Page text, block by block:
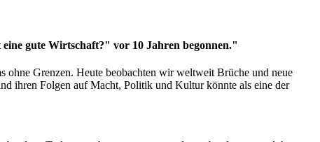
gute Wirtschaft?" vor 10 Jahren begonnen."
ohne Grenzen. Heute beobachten wir weltweit Brüche und neue
ihren Folgen auf Macht, Politik und Kultur könnte als eine der